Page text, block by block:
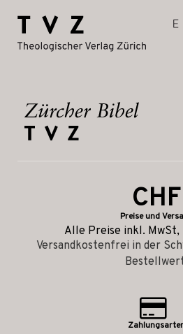
CHF
Preise und
Alle Preise inkl. MwSt,
Versandkostenfrei in der